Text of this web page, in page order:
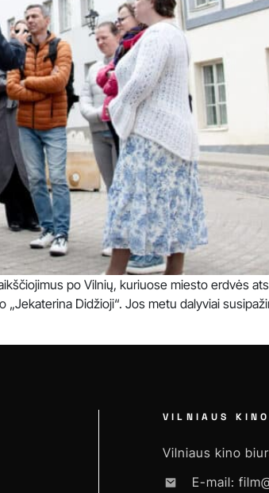
po Vilnių, kuriuose miesto erdvės
Didžioji“. Jos metu dalyviai
VILNIAUS
Vilniaus kino
E-mail: